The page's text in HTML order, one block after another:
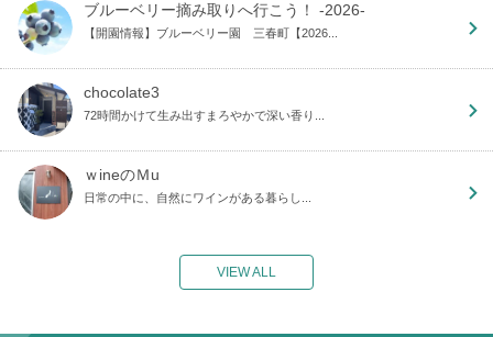
ブルーベリー摘み取りへ行こう！ -2026-
【開園情報】ブルーベリー園 三春町【2026...
chocolate3
72時間かけて生み出すまろやかで深い香り...
ｗineのＭu
日常の中に、自然にワインがある暮らし...
VIEW ALL